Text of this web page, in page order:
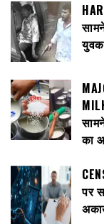
का
पर